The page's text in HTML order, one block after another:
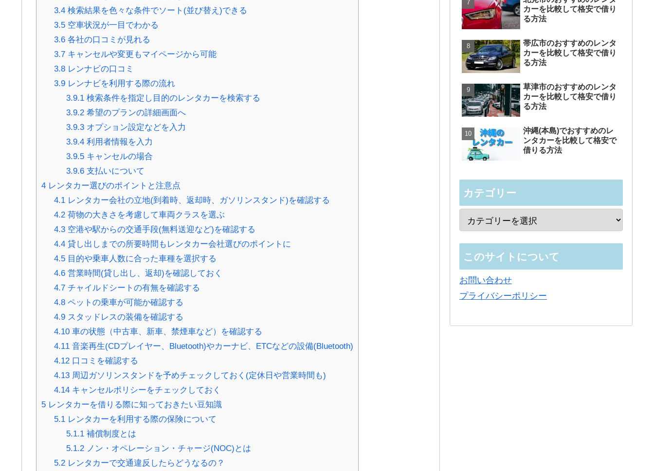
3.4検索結果を色々な条件でソート(並び替え)できる
3.5空車状況が一目でわかる
3.6各社の口コミが見れる
3.7キャンセルや変更もマイページから可能
3.8レンナビの口コミ
3.9レンナビを利用する際の流れ
3.9.1 検索条件を指定し目的のレンタカーを検索する
3.9.2 希望のプランの詳細画面へ
3.9.3 オプション設定などを入力
3.9.4 利用者情報を入力
3.9.5 キャンセルの場合
3.9.6 支払いについて
4 レンタカー選びのポイントと注意点
4.1レンタカー会社の立地(到着時、返却時、ガソリンスタンド)を確認する
4.2荷物の大きさを考慮して車両クラスを選ぶ
4.3空港や駅からの交通手段(無料送迎など)を確認する
4.4貸し出しまでの所要時間もレンタカー会社選びのポイントに
4.5目的や乗車人数に合った車種を選択する
4.6営業時間(貸し出し、返却)を確認しておく
4.7チャイルドシートの有無を確認する
4.8ペットの乗車が可能か確認する
4.9スタッドレスの装備を確認する
4.10車の状態（中古車、新車、禁煙車など）を確認する
4.11音楽再生(CDプレイヤー、Bluetooth)やカーナビ、ETCなどの設備(Bluetooth)
4.12口コミを確認する
4.13周辺ガソリンスタンドを予めチェックしておく(定休日や営業時間も)
4.14キャンセルポリシーをチェックしておく
5 レンタカーを借りる際に知っておきたい豆知識
5.1レンタカーを利用する際の保険について
5.1.1 補償制度とは
5.1.2 ノン・オペレーション・チャージ(NOC)とは
5.2レンタカーで交通違反したらどうなるの？
カーを比較して格安で借り
る方法
帯広市のおすすめのレンタ
カーを比較して格安で借り
る方法
草津市のおすすめのレンタ
カーを比較して格安で借り
る方法
沖縄(本島)でおすすめのレ
ンタカーを比較して格安で
借りる方法
カテゴリー
このサイトについて
お問い合わせ
プライバシーポリシー